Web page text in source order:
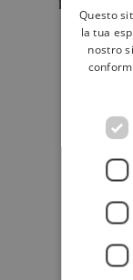
Anche
libri
che
Questo
la tua
nostro